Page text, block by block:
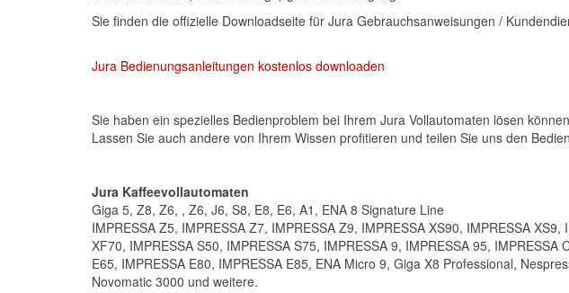
Sie finden die offizielle Downloadseite für Jura Gebrauchsanweisungen /
Jura Bedienungsanleitungen kostenlos downloaden
Sie haben ein spezielles Bedienproblem bei Ihrem Jura Vollautomaten lösen
Lassen Sie auch andere von Ihrem Wissen profitieren und teilen Sie uns den
Jura Kaffeevollautomaten
Giga 5, Z8, Z6, , Z6, J6, S8, E8, E6, A1, ENA 8 Signature Line
IMPRESSA Z5, IMPRESSA Z7, IMPRESSA Z9, IMPRESSA XS90, IMPRESSA
XF70, IMPRESSA S50, IMPRESSA S75, IMPRESSA 9, IMPRESSA 95, IMPRESSA
E65, IMPRESSA E80, IMPRESSA E85, ENA Micro 9, Giga X8 Professional,
Novomatic 3000 und weitere.